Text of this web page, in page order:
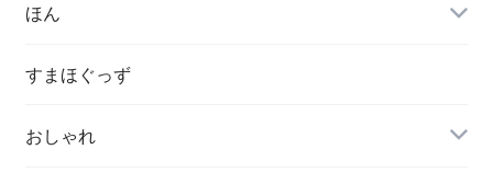
ほん
すまほぐっず
おしゃれ